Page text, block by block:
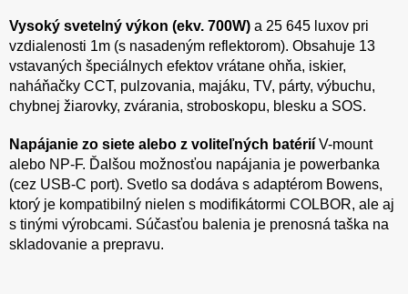
Vysoký svetelný výkon (ekv. 700W) a 25 645 luxov pri
vzdialenosti 1m (s nasadeným reflektorom). Obsahuje 13
vstavaných špeciálnych efektov vrátane ohňa, iskier,
naháňačky CCT, pulzovania, majáku, TV, párty, výbuchu,
chybnej žiarovky, zvárania, stroboskopu, blesku a SOS.
Napájanie zo siete alebo z voliteľných batérií V-mount
alebo NP-F. Ďalšou možnosťou napájania je powerbanka
(cez USB-C port). Svetlo sa dodáva s adaptérom Bowens,
ktorý je kompatibilný nielen s modifikátormi COLBOR, ale aj
s tinými výrobcami. Súčasťou balenia je prenosná taška na
skladovanie a prepravu.